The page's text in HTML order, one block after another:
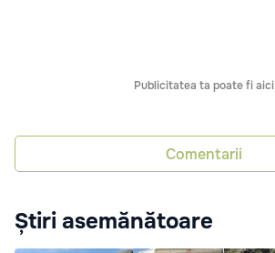
Publicitatea ta poate fi aici
Comentarii
Știri asemănătoare